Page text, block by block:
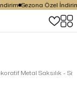
Sezona Özel İndirim
Metal Saksılık -